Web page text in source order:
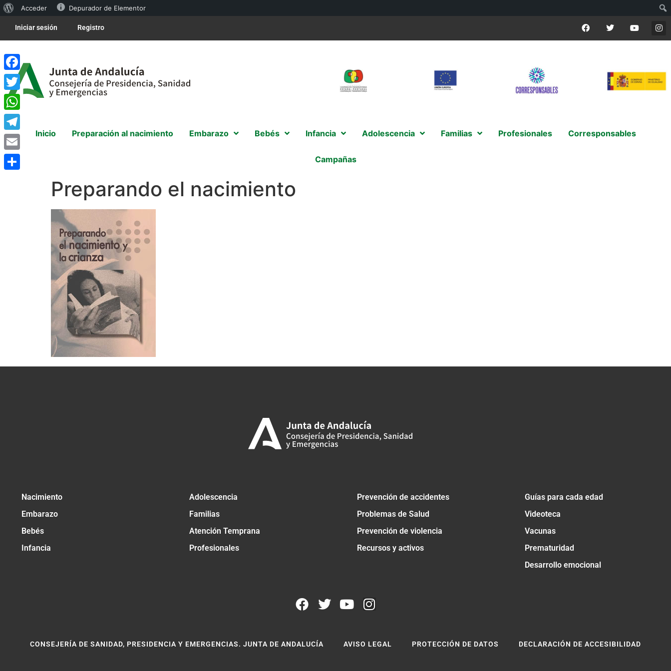
Acceder Depurador de Elementor
Iniciar sesión Registro
Inicio Preparación al nacimiento Embarazo Bebés Infancia Adolescencia Familias Profesionales Corresponsables
Campañas
Preparando el nacimiento
Nacimiento
Embarazo
Bebés
Infancia
Adolescencia
Familias
Atención Temprana
Profesionales
Prevención de accidentes
Problemas de Salud
Prevención de violencia
Recursos y activos
Guías para cada edad
Videoteca
Vacunas
Prematuridad
Desarrollo emocional
CONSEJERÍA DE SANIDAD, PRESIDENCIA Y EMERGENCIAS. JUNTA DE ANDALUCÍA AVISO LEGAL PROTECCIÓN DE DATOS DECLARACIÓN DE ACCESIBILIDAD
Facebook
Twitter
WhatsApp
Telegram
Email